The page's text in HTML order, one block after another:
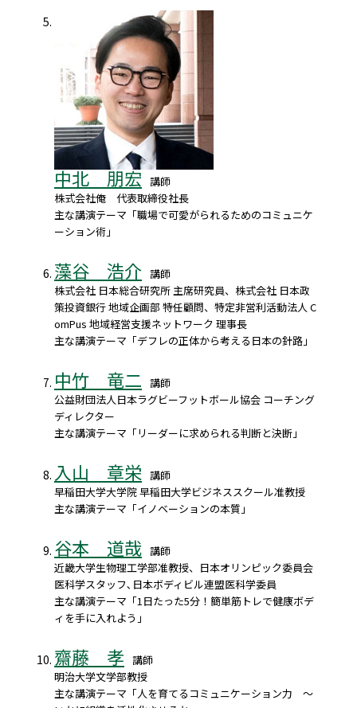
中北 朋宏 講師
株式会社俺 代表取締役社長
主な講演テーマ「職場で可愛がられるためのコミュニケ
ーション術」
藻谷 浩介 講師
株式会社 日本総合研究所 主席研究員、株式会社 日本政
策投資銀行 地域企画部 特任顧問、特定非営利活動法人 C
omPus 地域経営支援ネットワーク 理事長
主な講演テーマ「デフレの正体から考える日本の針路」
中竹 竜二 講師
公益財団法人日本ラグビーフットボール協会 コーチング
ディレクター
主な講演テーマ「リーダーに求められる判断と決断」
入山 章栄 講師
早稲田大学大学院 早稲田大学ビジネススクール准教授
主な講演テーマ「イノベーションの本質」
谷本 道哉 講師
近畿大学生物理工学部准教授、日本オリンピック委員会
医科学スタッフ､日本ボディビル連盟医科学委員
主な講演テーマ「1日たった5分！簡単筋トレで健康ボデ
ィを手に入れよう」
齋藤 孝 講師
明治大学文学部教授
主な講演テーマ「人を育てるコミュニケーション力 ～